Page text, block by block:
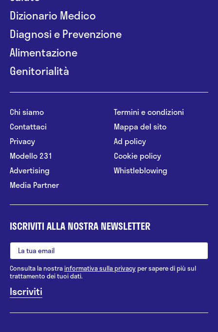
Dizionario Medico
Diagnosi e Prevenzione
Alimentazione
Genitorialità
Chi siamo
Contattaci
Privacy
Modello 231
Advertising
Media Partner
Termini e condizioni
Mappa del sito
Ad policy
Cookie policy
Whistleblowing
ISCRIVITI ALLA NOSTRA NEWSLETTER
Consulta la nostrainformativa sulla privacy per sapere di più sul
trattamento dei tuoi dati.